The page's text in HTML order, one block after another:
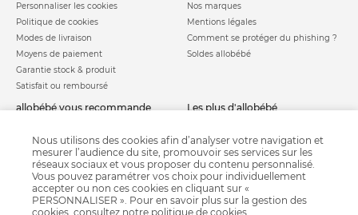
Personnaliser les cookies
Politique de cookies
Modes de livraison
Moyens de paiement
Garantie stock & produit
Satisfait ou remboursé
Nos marques
Mentions légales
Comment se protéger du phishing ?
Soldes allobébé
allobébé vous recommande
Nos labels
Nos licences
Besoin d'aide ?
FAQ
les plus d'allobébé
Infos conseils
Jeux concours
Valise de maternité
Parrainage
Paiement sécurisé
Nous utilisons des cookies afin d’analyser votre navigation et
mesurer l’audience du site, promouvoir ses services sur les
réseaux sociaux et vous proposer du contenu personnalisé.
Vous pouvez paramétrer vos choix pour individuellement
accepter ou non ces cookies en cliquant sur «
PERSONNALISER ». Pour en savoir plus sur la gestion des
cookies, consultez notre politique de cookies